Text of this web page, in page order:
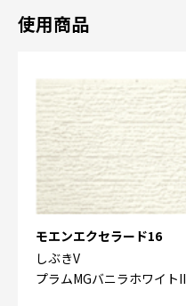
使用商品
モエンエクセラード16
しぶきV
プラムMGバニラホワイトII